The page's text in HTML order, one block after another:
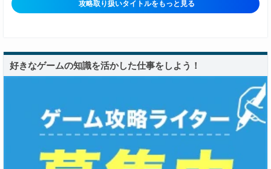
攻略取り扱いタイトルをもっと見る
好きなゲームの知識を活かした仕事をしよう！